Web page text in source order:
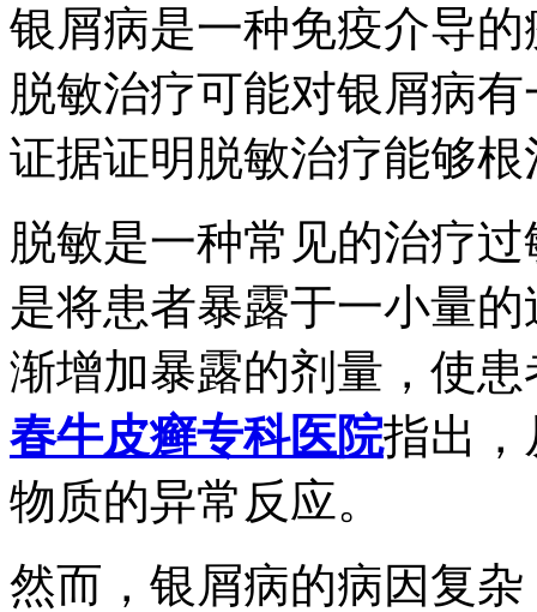
银屑病是一种免疫介导
脱敏治疗可能对银屑病
证据证明脱敏治疗能够
脱敏是一种常见的治疗
是将患者暴露于一小量
渐增加暴露的剂量，使
春牛皮癣专科医院指出，
物质的异常反应。
然而，银屑病的病因复